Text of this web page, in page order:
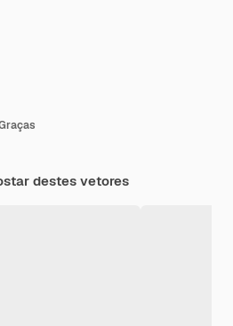
destes vetores